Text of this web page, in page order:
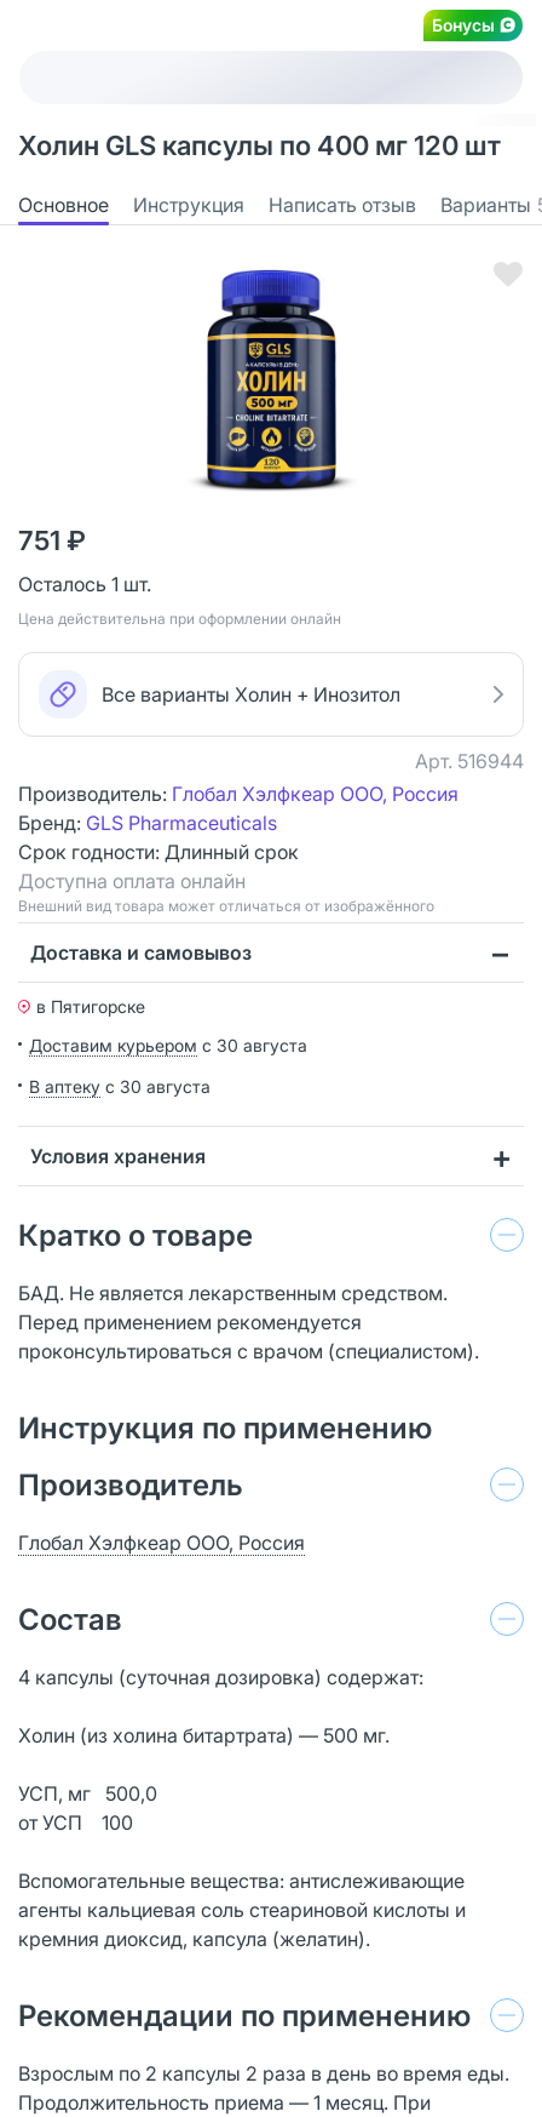
Бонусы
Холин GLS капсулы по 400 мг 120 шт
Основное Инструкция Написать отзыв Варианты
751 ₽
Осталось 1 шт.
Цена действительна при оформлении онлайн
Все варианты Холин + Инозитол
Арт. 516944
Производитель: Глобал Хэлфкеар ООО, Россия
Бренд: GLS Pharmaceuticals
Срок годности: Длинный срок
Доступна оплата онлайн
Bнешний вид товара может отличаться от изображённого
Доставка и самовывоз
в Пятигорске
Доставим курьером с 30 августа
В аптеку с 30 августа
Условия хранения
Кратко о товаре
БАД. Не является лекарственным средством.
Перед применением рекомендуется
проконсультироваться с врачом (специалистом).
Инструкция по применению
Производитель
Глобал Хэлфкеар ООО, Россия
Состав
4 капсулы (суточная дозировка) содержат:
Холин (из холина битартрата) — 500 мг.
УСП, мг 500,0
от УСП 100
Вспомогательные вещества: антислеживающие
агенты кальциевая соль стеариновой кислоты и
кремния диоксид, капсула (желатин).
Рекомендации по применению
Взрослым по 2 капсулы 2 раза в день во время еды.
Продолжительность приема — 1 месяц. При